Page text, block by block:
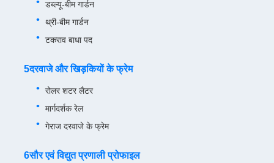
डब्ल्यू-बीम गार्डन
थ्री-बीम गार्डन
टकराव बाधा पद
5दरवाजे और खिड़कियों के फ्रेम
रोलर शटर लैटर
मार्गदर्शक रेल
गेराज दरवाजे के फ्रेम
6सौर एवं विद्युत प्रणाली प्रोफाइल